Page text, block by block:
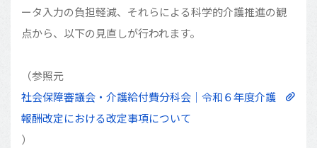
ータ入力の負担軽減、それらによる科学的介護推進の観
点から、以下の見直しが行われます。
（参照元
社会保障審議会・介護給付費分科会｜令和６年度介護
報酬改定における改定事項について
）